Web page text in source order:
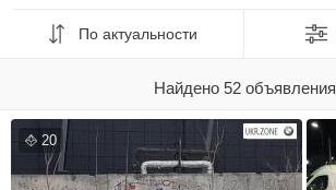
По актуальности
Найдено 52 объявления
20